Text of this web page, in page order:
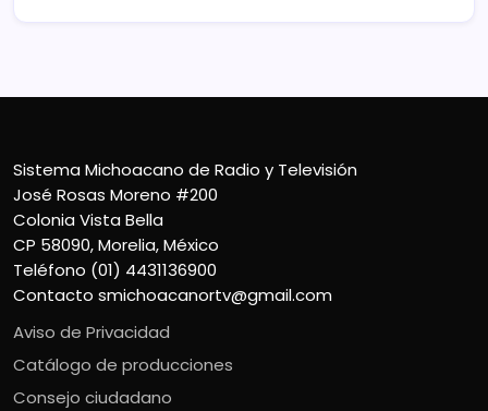
Sistema Michoacano de Radio y Televisión
José Rosas Moreno #200
Colonia Vista Bella
CP 58090, Morelia, México
Teléfono (01) 4431136900
Contacto smichoacanortv@gmail.com
Aviso de Privacidad
Catálogo de producciones
Consejo ciudadano